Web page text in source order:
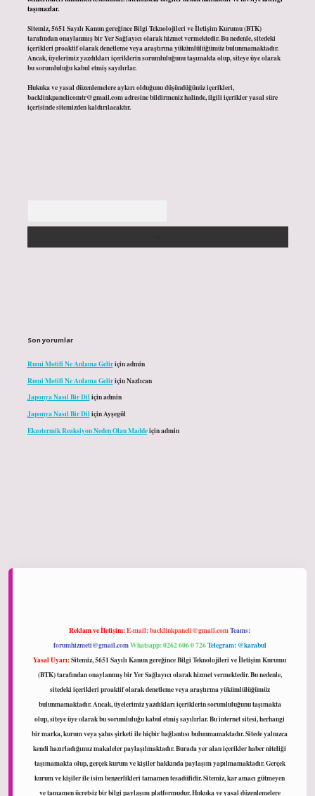
taşımazlar.
Sitemiz, 5651 Sayılı Kanun gereğince Bilgi Teknolojileri ve İletişim Kurumu (BTK)
tarafından onaylanmış bir Yer Sağlayıcı olarak hizmet vermektedir. Bu nedenle, sitedeki
içerikleri proaktif olarak denetleme veya araştırma yükümlülüğümüz bulunmamaktadır.
Ancak, üyelerimiz yazdıkları içeriklerin sorumluluğunu taşımakta olup, siteye üye olarak
bu sorumluluğu kabul etmiş sayılırlar.
Hukuka ve yasal düzenlemelere aykırı olduğunu düşündüğünüz içerikleri,
backlinkpanelicomtr@gmail.comadresine bildirmeniz halinde, ilgili içerikler yasal süre
içerisinde sitemizden kaldırılacaktır.
Son yorumlar
Rumi Motifi Ne Anlama Geliriçinadmin
Rumi Motifi Ne Anlama GeliriçinNazlıcan
Japonya Nasıl Bir Diliçinadmin
Japonya Nasıl Bir DiliçinAyşegül
Ekzotermik Reaksiyon Neden Olan Maddeiçinadmin
Reklam ve İletişim:E-mail:backlinkpaneli@gmail.comTeams:
forumhizmeti@gmail.comWhatsapp: 0262 606 0 726Telegram: @karabul
Yasal Uyarı:Sitemiz, 5651 Sayılı Kanun gereğince Bilgi Teknolojileri ve İletişim Kurumu
(BTK) tarafından onaylanmış bir Yer Sağlayıcı olarak hizmet vermektedir. Bu nedenle,
sitedeki içerikleri proaktif olarak denetleme veya araştırma yükümlülüğümüz
bulunmamaktadır. Ancak, üyelerimiz yazdıkları içeriklerin sorumluluğunu taşımakta
olup, siteye üye olarak bu sorumluluğu kabul etmiş sayılırlar. Bu internet sitesi, herhangi
bir marka, kurum veya şahıs şirketi ile hiçbir bağlantısı bulunmamaktadır. Sitede yalnızca
kendi hazırladığımız makaleler paylaşılmaktadır. Burada yer alan içerikler haber niteliği
taşımamakta olup, gerçek kurum ve kişiler hakkında paylaşım yapılmamaktadır. Gerçek
kurum ve kişiler ile isim benzerlikleri tamamen tesadüfidir. Sitemiz, kar amacı gütmeyen
ve tamamen ücretsiz bir bilgi paylaşım platformudur. Hukuka ve yasal düzenlemelere